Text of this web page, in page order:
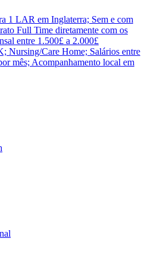
1 LAR em Inglaterra; Sem e com
Full Time diretamente com os
entre 1.500£ a 2.000£
Nursing/Care Home; Salários entre
mês; Acompanhamento local em